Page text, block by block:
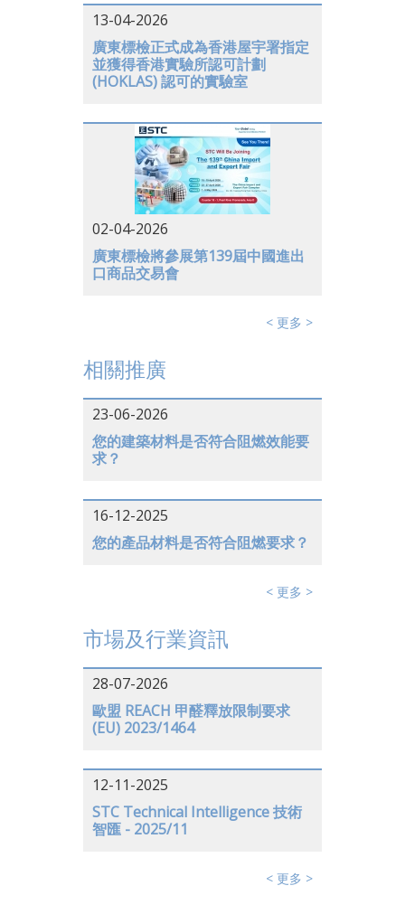
越南
日本
13-04-2026
廣東標檢正式成為香港屋宇署指定
並獲得香港實驗所認可計劃
(HOKLAS) 認可的實驗室
02-04-2026
廣東標檢將參展第139屆中國進出
口商品交易會
< 更多 >
相關推廣
23-06-2026
您的建築材料是否符合阻燃效能要
求？
16-12-2025
您的產品材料是否符合阻燃要求？
< 更多 >
市場及行業資訊
28-07-2026
歐盟 REACH 甲醛釋放限制要求
(EU) 2023/1464
12-11-2025
STC Technical Intelligence 技術
智匯 - 2025/11
< 更多 >